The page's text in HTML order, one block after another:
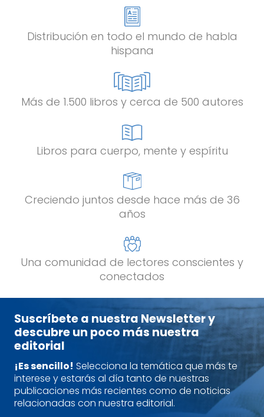
Distribución en todo el mundo de habla
hispana
Más de 1.500 libros y cerca de 500 autores
Libros para cuerpo, mente y espíritu
Creciendo juntos desde hace más de 36
años
Una comunidad de lectores conscientes y
conectados
Suscríbete a nuestra Newsletter y
descubre un poco más nuestra
editorial
¡Es sencillo! Selecciona la temática que más te
interese y estarás al día tanto de nuestras
publicaciones más recientes como de noticias
relacionadas con nuestra editorial.